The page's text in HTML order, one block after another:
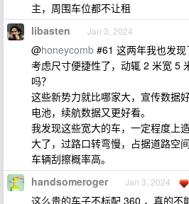
主，周围车位都不让租
libasten Jan 3, 2024
@honeycomb #61 这两年我也发
考虑尺寸便捷性了，动辄 2 米宽 5
吗？
这些新势力就比哪家大，宣传数据
电池，续航数据又更好看。
我发现这些宽大的车，一定程度上
大了，过路口转弯慢，占据道路空
车辆刮擦概率高。
handsomeroger Jan 3, 2024
这么贵的车子不标配 360 ，真的不